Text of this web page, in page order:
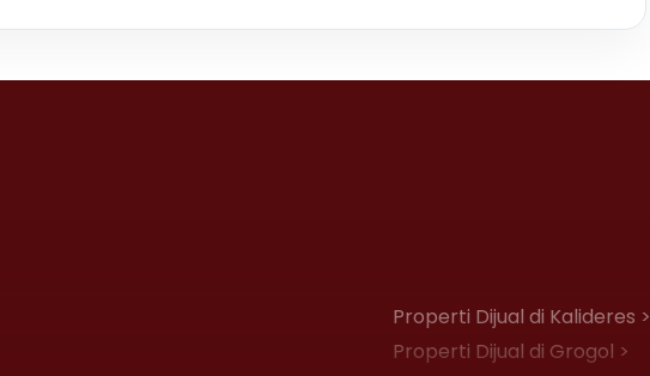
Properti Dijual di Kalideres >
Properti Dijual di Grogol >